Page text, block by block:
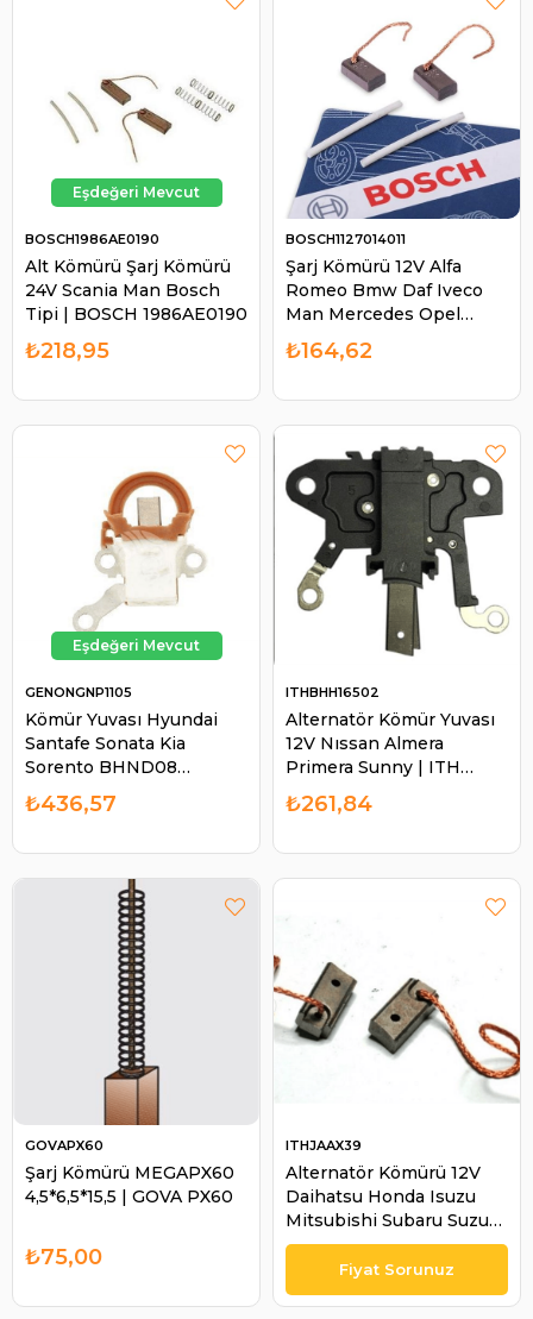
Alt Kömürü Şarj Kömürü
24V Scania Man Bosch
Tipi | BOSCH 1986AE0190
BOSCH1986AE0190
₺218,95
Şarj Kömürü 12V Alfa
Romeo Bmw Daf Iveco
Man Mercedes Opel
Renault | BOSCH
1127014011
BOSCH1127014011
₺164,62
Kömür Yuvası Hyundai
Santafe Sonata Kia
Sorento BHND08
GENON-GNP1105 |
GENON GNP1105
GENONGNP1105
₺436,57
Alternatör Kömür Yuvası
12V Nıssan Almera
Primera Sunny | ITH
BHH16502
ITHBHH16502
₺261,84
Şarj Kömürü MEGAPX60
4,5*6,5*15,5 | GOVA PX60
GOVAPX60
₺75,00
Alternatör Kömürü 12V
Daihatsu Honda Isuzu
Mitsubishi Subaru Suzuki
Toyota | ITH JAAX39
ITHJAAX39